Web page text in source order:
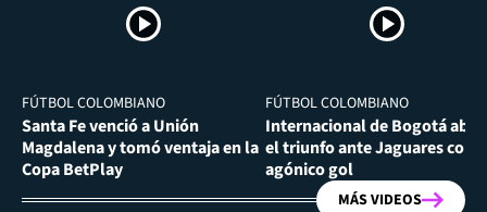
FÚTBOL COLOMBIANO
Santa Fe venció a Unión
Magdalena y tomó ventaja en la
Copa BetPlay
FÚTBOL COLOMBIANO
Internacional de Bogotá
el triunfo ante Jaguares con
agónico gol
MÁS VIDEOS